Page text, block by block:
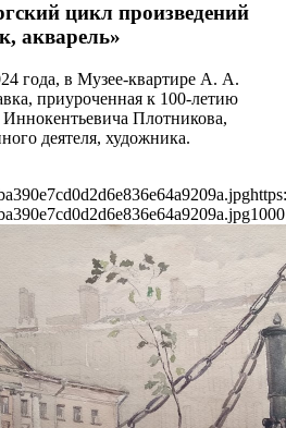
цикл произведений
акварель»
года, в Музее-квартире А. А.
приуроченная к 100-летию
Плотникова,
деятеля, художника.
1000